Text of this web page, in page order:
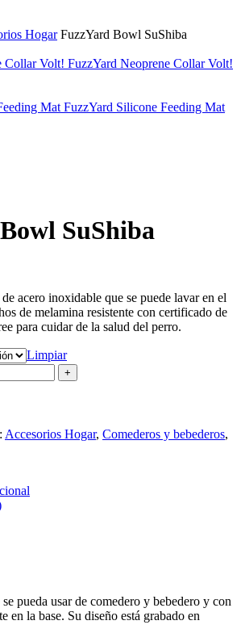
HogarFuzzYard Bowl SuShiba
FuzzYard Neoprene Collar Volt!
FuzzYard Silicone Feeding Mat
SuShiba
acero inoxidable que se puede lavar en el
de melamina resistente con certificado de
para cuidar de la salud del perro.
Limpiar
Accesorios Hogar, Comederos y bebederos,
pueda usar de comedero y bebedero y con
en la base. Su diseño está grabado en